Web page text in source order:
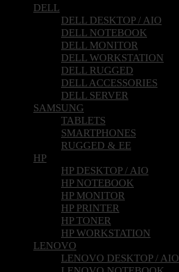
DELL
DELL DESKTOP / AIO
DELL NOTEBOOK
DELL MONITOR
DELL WORKSTATION
DELL RUGGED
DELL ACCESSORIES
DELL SERVER
SAMSUNG
TABLETS
SMARTPHONES
RUGGED & EE
HP
HP DESKTOP / AIO
HP NOTEBOOK
HP MONITOR
HP PRINTER
HP TONER
HP WORKSTATION
LENOVO
LENOVO DESKTOP / AIO